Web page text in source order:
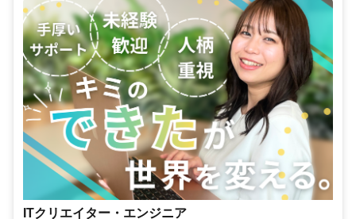
ITクリエイター・エンジニア